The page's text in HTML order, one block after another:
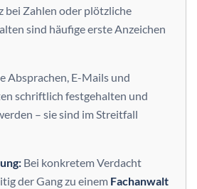
bei Zahlen oder plötzliche
sind häufige erste Anzeichen
Absprachen, E-Mails und
schriftlich festgehalten und
– sie sind im Streitfall
Bei konkretem Verdacht
der Gang zu einem Fachanwalt